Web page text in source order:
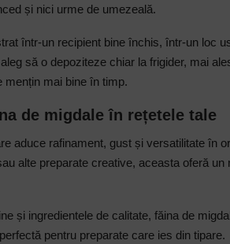
și nici urme de umezeală.
într-un recipient bine închis, într-un loc
să o depoziteze chiar la frigider, mai
mențin mai bine în timp.
de migdale în rețetele tale
aduce rafinament, gust și versatilitate în
alte preparate creative, aceasta oferă un
și ingredientele de calitate, făina de
pentru preparate care ies din tipare.